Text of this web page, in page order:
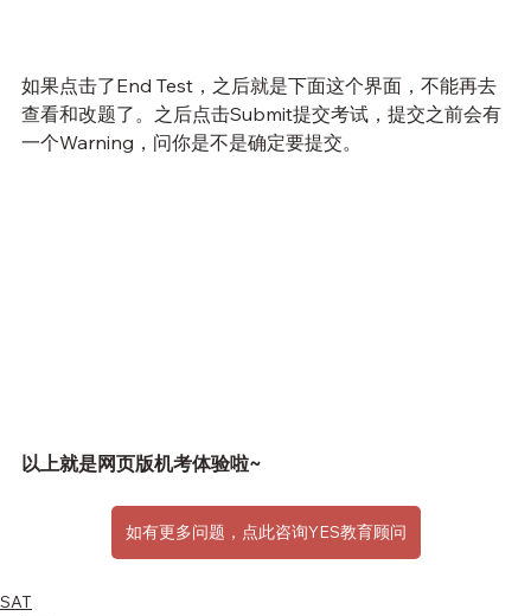
如果点击了End Test，之后就是下面这个界面，不能再去
查看和改题了。之后点击Submit提交考试，提交之前会有
一个Warning，问你是不是确定要提交。
以上就是网页版机考体验啦~
如有更多问题，点此咨询YES教育顾问
SAT